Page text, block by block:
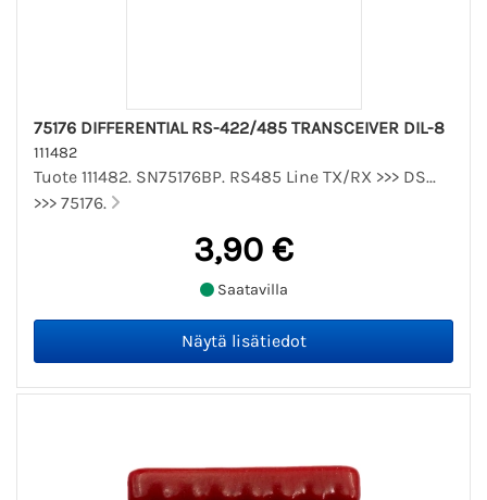
75176 DIFFERENTIAL RS-422/485 TRANSCEIVER DIL-8
111482
Tuote 111482. SN75176BP. RS485 Line TX/RX >>> DS...
>>> 75176.
3,90 €
Saatavilla